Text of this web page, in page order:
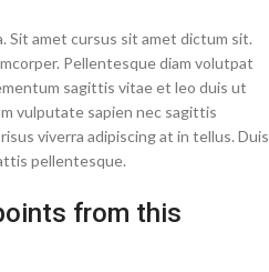
Sit amet cursus sit amet dictum sit.
Pellentesque diam volutpat
sagittis vitae et leo duis ut
vulputate sapien nec sagittis
viverra adipiscing at in tellus. Duis
pellentesque.
from this